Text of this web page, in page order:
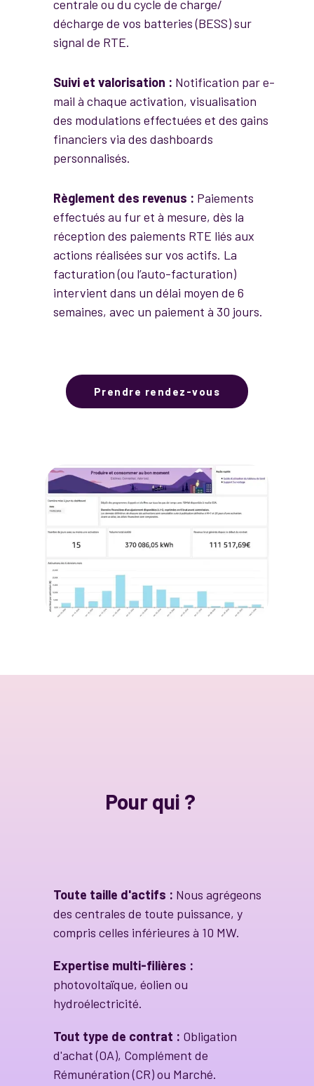
centrale ou du cycle de charge/
décharge de vos batteries (BESS) sur
signal de RTE.
Suivi et valorisation : Notification par e-
mail à chaque activation, visualisation
des modulations effectuées et des gains
financiers via des dashboards
personnalisés.
Règlement des revenus : Paiements
effectués au fur et à mesure, dès la
réception des paiements RTE liés aux
actions réalisées sur vos actifs. La
facturation (ou l’auto-facturation)
intervient dans un délai moyen de 6
semaines, avec un paiement à 30 jours.
Prendre rendez-vous
Pour qui ?
Toute taille d'actifs : Nous agrégeons
des centrales de toute puissance, y
compris celles inférieures à 10 MW.
Expertise multi-filières :
photovoltaïque, éolien ou
hydroélectricité.
Tout type de contrat : Obligation
d'achat (OA), Complément de
Rémunération (CR) ou Marché.